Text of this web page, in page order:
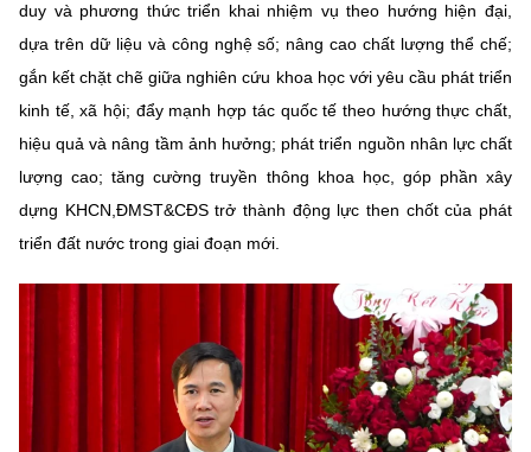
duy và phương thức triển khai nhiệm vụ theo hướng hiện đại,
dựa trên dữ liệu và công nghệ số; nâng cao chất lượng thể chế;
gắn kết chặt chẽ giữa nghiên cứu khoa học với yêu cầu phát triển
kinh tế, xã hội; đẩy mạnh hợp tác quốc tế theo hướng thực chất,
hiệu quả và nâng tầm ảnh hưởng; phát triển nguồn nhân lực chất
lượng cao; tăng cường truyền thông khoa học, góp phần xây
dựng KHCN,ĐMST&CĐS trở thành động lực then chốt của phát
triển đất nước trong giai đoạn mới.